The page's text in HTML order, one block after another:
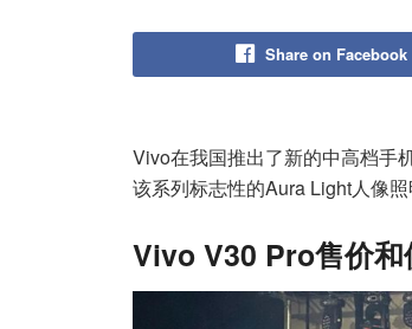
Share on Facebook
Vivo在我国推出了新的中高档
该系列标志性的Aura Light人像
Vivo V30 Pro售价和